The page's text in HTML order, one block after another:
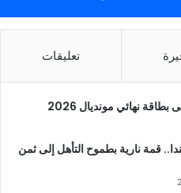
تعليقات
نهائي مونديال 2026
قمة نارية بطموح التأهل إلى ثمن